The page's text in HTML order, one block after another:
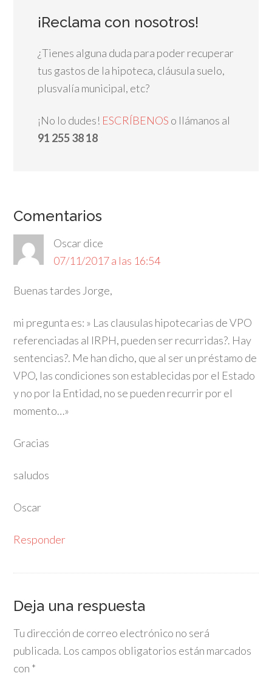
¡Reclama con nosotros!
¿Tienes alguna duda para poder recuperar
tus gastos de la hipoteca, cláusula suelo,
plusvalía municipal, etc?
¡No lo dudes! ESCRÍBENOS o llámanos al
91 255 38 18
Comentarios
Oscardice
07/11/2017 a las 16:54
Buenas tardes Jorge,
mi pregunta es: » Las clausulas hipotecarias de VPO
referenciadas al IRPH, pueden ser recurridas?. Hay
sentencias?. Me han dicho, que al ser un préstamo de
VPO, las condiciones son establecidas por el Estado
y no por la Entidad, no se pueden recurrir por el
momento…»
Gracias
saludos
Oscar
Responder
Deja una respuesta
Tu dirección de correo electrónico no será
publicada. Los campos obligatorios están marcados
con *